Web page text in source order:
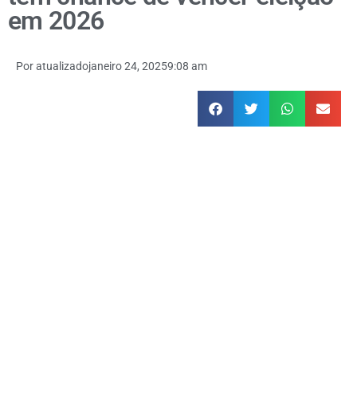
em 2026
Poratualizadojaneiro 24, 20259:08 am